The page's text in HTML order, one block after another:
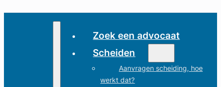
Zoek een advocaat
Scheiden
Aanvragen scheiding, hoe
werkt dat?